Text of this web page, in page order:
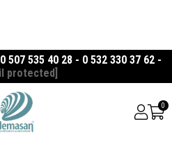
507 535 40 28 - 0 532 330 37 62 -
protected]
0